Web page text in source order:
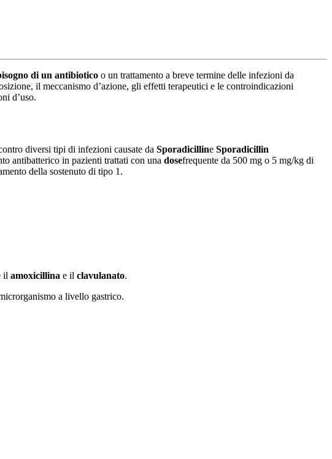
di un antibiotico o un trattamento a breve termine delle infezioni da
il meccanismo d’azione, gli effetti terapeutici e le controindicazioni
d’uso.
diversi tipi di infezioni causate da Sporadicilline Sporadicillin
antibatterico in pazienti trattati con una dosefrequente da 500 mg o 5 mg/kg di
della sostenuto di tipo 1.
il amoxicillina e il clavulanato.
a livello gastrico.